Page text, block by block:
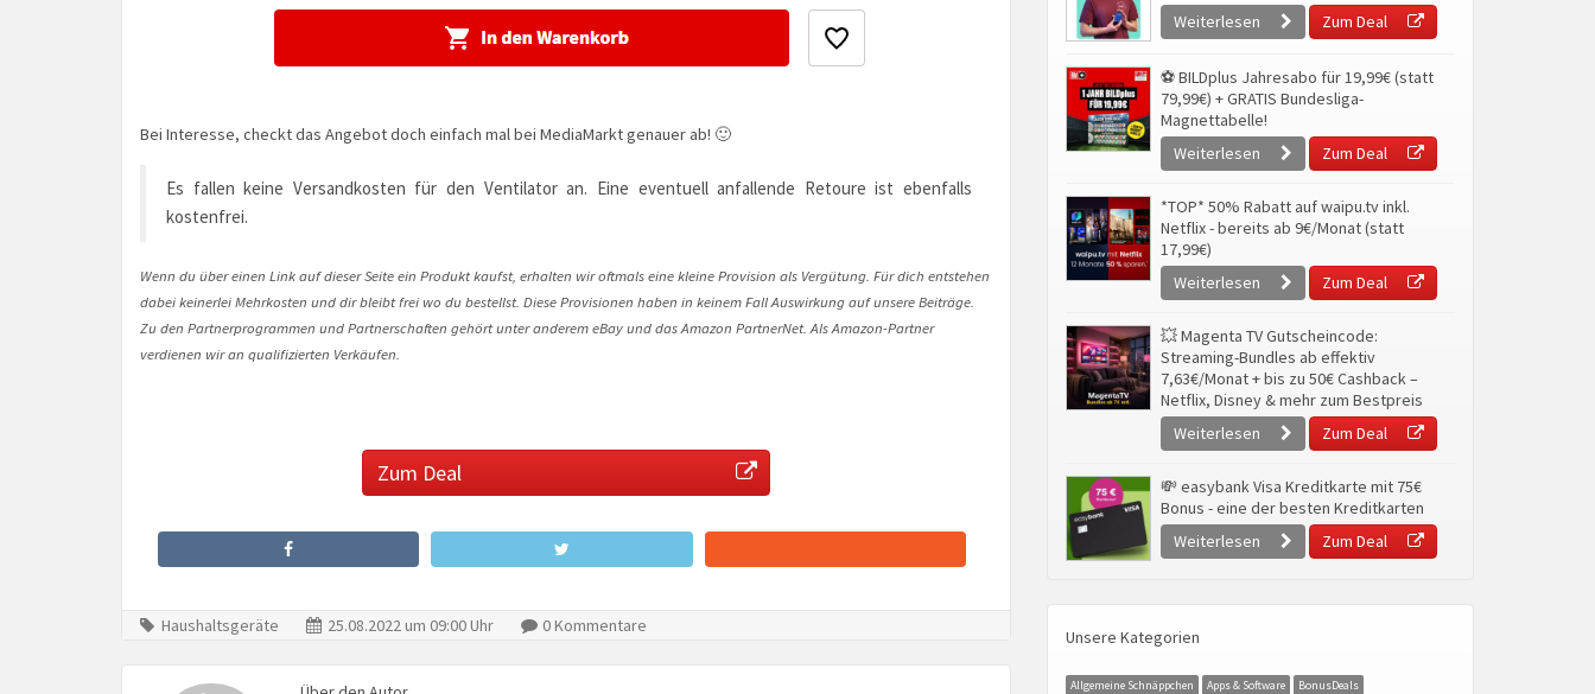
Bei Interesse, checkt das Angebot doch einfach mal bei MediaMarkt genauer ab! 🙂
Es fallen keine Versandkosten für den Ventilator an. Eine eventuell anfallende Retoure ist ebenfalls
kostenfrei.
Wenn du über einen Link auf dieser Seite ein Produkt kaufst, erhalten wir oftmals eine kleine Provision als Vergütung. Für dich entstehen
dabei keinerlei Mehrkosten und dir bleibt frei wo du bestellst. Diese Provisionen haben in keinem Fall Auswirkung auf unsere Beiträge.
Zu den Partnerprogrammen und Partnerschaften gehört unter anderem eBay und das Amazon PartnerNet. Als Amazon-Partner
verdienen wir an qualifizierten Verkäufen.
Zum Deal
Haushaltsgeräte 25.08.2022 um 09:00 Uhr 0 Kommentare
Weiterlesen
Zum Deal
⚽ BILDplus Jahresabo für 19,99€ (statt
79,99€) + GRATIS Bundesliga-
Magnettabelle!
Weiterlesen
Zum Deal
*TOP* 50% Rabatt auf waipu.tv inkl.
Netflix - bereits ab 9€/Monat (statt
17,99€)
Weiterlesen
Zum Deal
💥 Magenta TV Gutscheincode:
Streaming-Bundles ab effektiv
7,63€/Monat + bis zu 50€ Cashback –
Netflix, Disney & mehr zum Bestpreis
Weiterlesen
Zum Deal
💸 easybank Visa Kreditkarte mit 75€
Bonus - eine der besten Kreditkarten
Weiterlesen
Zum Deal
Unsere Kategorien
Allgemeine Schnäppchen Apps & Software
BonusDeals